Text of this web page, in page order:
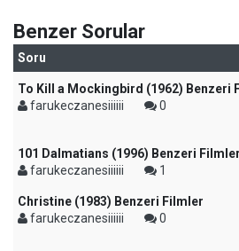
Benzer Sorular
Soru
To Kill a Mockingbird (1962) Benzeri
farukeczanesiiiiii
0
101 Dalmatians (1996) Benzeri Filmler
farukeczanesiiiiii
1
Christine (1983) Benzeri Filmler
farukeczanesiiiiii
0